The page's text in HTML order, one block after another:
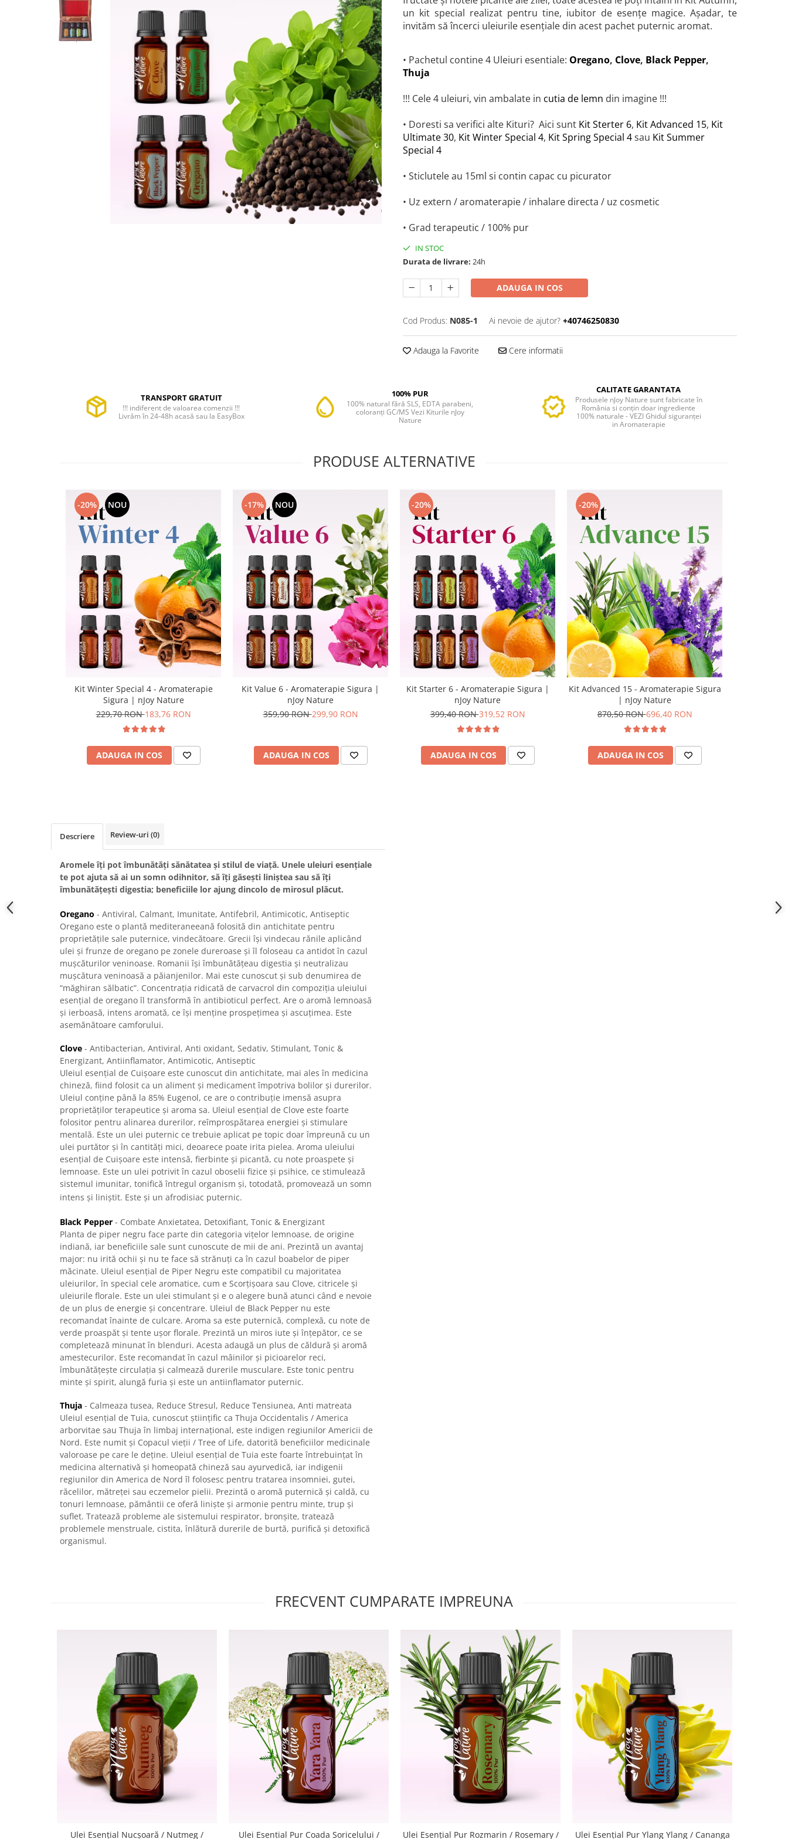
Rose - instrumentul iubirii
Chakrele si Uleiurile Esentiale
Arome tomnatice pentru încălzirea
Lună plină, bine ai revenit, te simt
Cum integrăm uleiurile esențiale în
8 Mituri despre uleiurile esențiale
un kit special realizat pentru tine, iubitor de esențe magice. Așadar, te
invităm să încerci uleiurile esențiale din acest pachet puternic aromat.
• Pachetul contine 4 Uleiuri esentiale: Oregano, Clove, Black Pepper,
Thuja
!!! Cele 4 uleiuri, vin ambalate in cutia de lemn din imagine !!!
• Doresti sa verifici alte Kituri? Aici sunt Kit Sterter 6, Kit Advanced 15, Kit
Ultimate 30, Kit Winter Special 4, Kit Spring Special 4sau Kit Summer
Special 4
• Sticlutele au 15ml si contin capac cu picurator
• Uz extern / aromaterapie / inhalare directa / uz cosmetic
• Grad terapeutic / 100% pur
IN STOC
Durata de livrare: 24h
ADAUGA IN COS
Cod Produs: N085-1 Ai nevoie de ajutor? +40746250830
Adauga la Favorite Cere informatii
TRANSPORT GRATUIT
!!! indiferent de valoarea comenzii !!!
Livrăm în 24-48h acasă sau la EasyBox
100% PUR
100% natural fără SLS, EDTA parabeni,
coloranți GC/MS Vezi Kiturile nJoy
Nature
CALITATE GARANTATA
Produsele nJoy Nature sunt fabricate în
România si conțin doar ingrediente
100% naturale - VEZI Ghidul siguranței
in Aromaterapie
PRODUSE ALTERNATIVE
-20% NOU
Kit Winter Special 4 - Aromaterapie
Sigura | nJoy Nature
229,70 RON183,76 RON
ADAUGA IN COS
-17% NOU
Kit Value 6 - Aromaterapie Sigura |
nJoy Nature
359,90 RON299,90 RON
ADAUGA IN COS
-20%
Kit Starter 6 - Aromaterapie Sigura |
nJoy Nature
399,40 RON319,52 RON
ADAUGA IN COS
-20%
Kit Advanced 15 - Aromaterapie Sigura
| nJoy Nature
870,50 RON696,40 RON
ADAUGA IN COS
Descriere Review-uri (0)
Aromele îți pot îmbunătăți sănătatea și stilul de viață. Unele uleiuri esențiale
te pot ajuta să ai un somn odihnitor, să îți găsești liniștea sau să îți
îmbunătățești digestia; beneficiile lor ajung dincolo de mirosul plăcut.
Oregano - Antiviral, Calmant, Imunitate, Antifebril, Antimicotic, Antiseptic
Oregano este o plantă mediteraneeană folosită din antichitate pentru
proprietățile sale puternice, vindecătoare. Grecii își vindecau rănile aplicând
ulei și frunze de oregano pe zonele dureroase și îl foloseau ca antidot în cazul
mușcăturilor veninoase. Romanii își îmbunătățeau digestia și neutralizau
mușcătura veninoasă a păianjenilor. Mai este cunoscut și sub denumirea de
“măghiran sălbatic”. Concentrația ridicată de carvacrol din compoziția uleiului
esențial de oregano îl transformă în antibioticul perfect. Are o aromă lemnoasă
și ierboasă, intens aromată, ce își menține prospețimea și ascuțimea. Este
asemănătoare camforului.
Clove - Antibacterian, Antiviral, Anti oxidant, Sedativ, Stimulant, Tonic &
Energizant, Antiinflamator, Antimicotic, Antiseptic
Uleiul esențial de Cuișoare este cunoscut din antichitate, mai ales în medicina
chineză, fiind folosit ca un aliment și medicament împotriva bolilor și durerilor.
Uleiul conține până la 85% Eugenol, ce are o contribuție imensă asupra
proprietăților terapeutice și aroma sa. Uleiul esențial de Clove este foarte
folositor pentru alinarea durerilor, reîmprospătarea energiei și stimulare
mentală. Este un ulei puternic ce trebuie aplicat pe topic doar împreună cu un
ulei purtător și în cantități mici, deoarece poate irita pielea. Aroma uleiului
esențial de Cuișoare este intensă, fierbinte și picantă, cu note proaspete și
lemnoase. Este un ulei potrivit în cazul oboselii fizice și psihice, ce stimulează
sistemul imunitar, tonifică întregul organism și, totodată, promovează un somn
intens și liniștit. Este și un afrodisiac puternic.
Black Pepper - Combate Anxietatea, Detoxifiant, Tonic & Energizant
Planta de piper negru face parte din categoria vițelor lemnoase, de origine
indiană, iar beneficiile sale sunt cunoscute de mii de ani. Prezintă un avantaj
major: nu irită ochii și nu te face să strănuți ca în cazul boabelor de piper
măcinate. Uleiul esențial de Piper Negru este compatibil cu majoritatea
uleiurilor, în special cele aromatice, cum e Scorțișoara sau Clove, citricele și
uleiurile florale. Este un ulei stimulant și e o alegere bună atunci când e nevoie
de un plus de energie și concentrare. Uleiul de Black Pepper nu este
recomandat înainte de culcare. Aroma sa este puternică, complexă, cu note de
verde proaspăt și tente ușor florale. Prezintă un miros iute și înțepător, ce se
completează minunat în blenduri. Acesta adaugă un plus de căldură și aromă
amestecurilor. Este recomandat în cazul mâinilor și picioarelor reci,
îmbunătățește circulația și calmează durerile musculare. Este tonic pentru
minte și spirit, alungă furia și este un antiinflamator puternic.
Thuja - Calmeaza tusea, Reduce Stresul, Reduce Tensiunea, Anti matreata
Uleiul esențial de Tuia, cunoscut științific ca Thuja Occidentalis / America
arborvitae sau Thuja în limbaj internațional, este indigen regiunilor Americii de
Nord. Este numit și Copacul vieții / Tree of Life, datorită beneficiilor medicinale
valoroase pe care le deține. Uleiul esențial de Tuia este foarte întrebuințat în
medicina alternativă și homeopată chineză sau ayurvedică, iar indigenii
regiunilor din America de Nord îl folosesc pentru tratarea insomniei, gutei,
răcelilor, mătreței sau eczemelor pielii. Prezintă o aromă puternică și caldă, cu
tonuri lemnoase, pământii ce oferă liniște și armonie pentru minte, trup și
suflet. Tratează probleme ale sistemului respirator, bronșite, tratează
problemele menstruale, cistita, înlătură durerile de burtă, purifică și detoxifică
organismul.
FRECVENT CUMPARATE IMPREUNA
Ulei Esențial Nucşoară / Nutmeg / Ulei Esential Pur Coada Soricelului / Ulei Esențial Pur Rozmarin / Rosemary / Ulei Esențial Pur Ylang Ylang / Cananga